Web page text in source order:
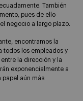
También
pues de ello
negocio a largo plazo.
encontramos la
todos los empleados y
la dirección y la
exponencialmente a
papel aún más